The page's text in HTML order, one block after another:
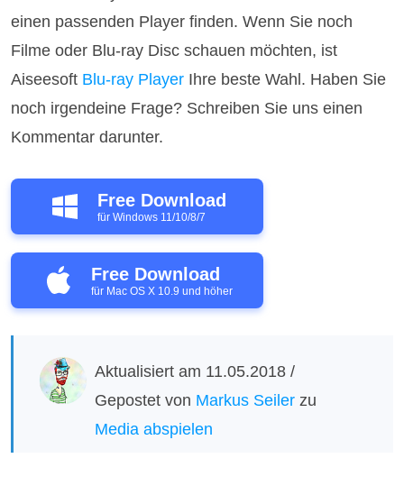
einen passenden Player finden. Wenn Sie noch
Filme oder Blu-ray Disc schauen möchten, ist
Aiseesoft Blu-ray Player Ihre beste Wahl. Haben Sie
noch irgendeine Frage? Schreiben Sie uns einen
Kommentar darunter.
Free Download
für Windows 11/10/8/7
Free Download
für Mac OS X 10.9 und höher
Aktualisiert am 11.05.2018 /
Gepostet von Markus Seiler zu
Media abspielen